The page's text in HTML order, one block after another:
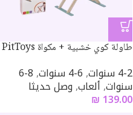
طاولة كوي خشبية + مكواة PitToys
4-2 سنوات ,6-4 سنوات ,
8-6
سنوات,ألعاب,وصل حديثا
₪ 139.00